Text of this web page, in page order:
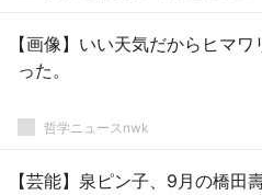
【画像】いい天気だからヒマワ
った。
哲学ニュースnwk
【芸能】泉ピン子、9月の橋田